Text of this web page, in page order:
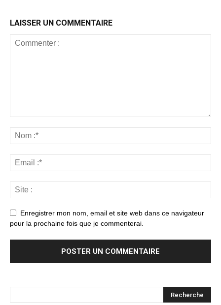
LAISSER UN COMMENTAIRE
Enregistrer mon nom, email et site web dans ce navigateur
pour la prochaine fois que je commenterai.